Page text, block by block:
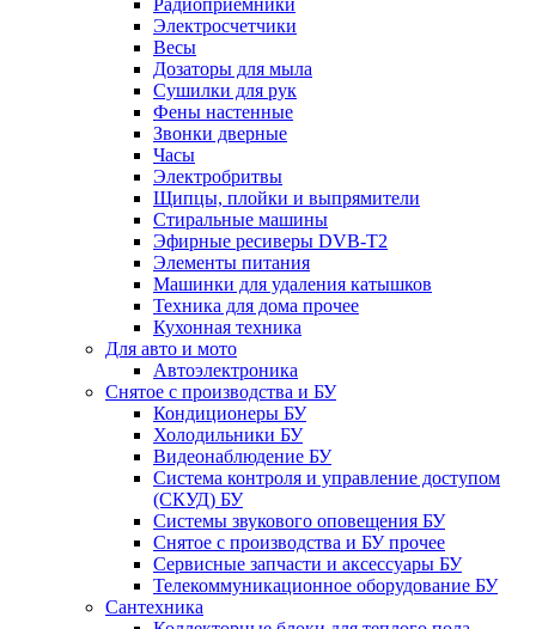
Радиоприемники
Электросчетчики
Весы
Дозаторы для мыла
Сушилки для рук
Фены настенные
Звонки дверные
Часы
Электробритвы
Щипцы, плойки и выпрямители
Стиральные машины
Эфирные ресиверы DVB-T2
Элементы питания
Машинки для удаления катышков
Техника для дома прочее
Кухонная техника
Для авто и мото
Автоэлектроника
Снятое с производства и БУ
Кондиционеры БУ
Холодильники БУ
Видеонаблюдение БУ
Система контроля и управление доступом
(СКУД) БУ
Системы звукового оповещения БУ
Снятое с производства и БУ прочее
Сервисные запчасти и аксессуары БУ
Телекоммуникационное оборудование БУ
Сантехника